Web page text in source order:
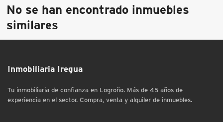
No se han encontrado inmuebles
similares
Inmobiliaria Iregua
Tu inmobiliaria de confianza en Logroño. Más de 45 años de
experiencia en el sector. Compra, venta y alquiler de inmuebles.